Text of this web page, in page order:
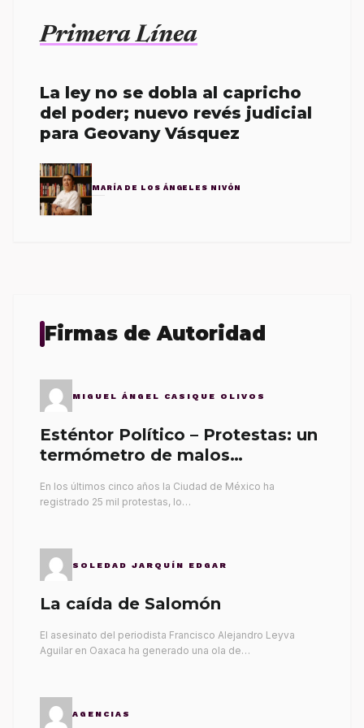
Primera Línea
La ley no se dobla al capricho
del poder; nuevo revés judicial
para Geovany Vásquez
MARÍA DE LOS ÁNGELES NIVÓN
Firmas de Autoridad
MIGUEL ÁNGEL CASIQUE OLIVOS
Esténtor Político – Protestas: un
termómetro de malos
En los últimos cinco años la Ciudad de México ha
registrado 25 mil protestas, lo…
SOLEDAD JARQUÍN EDGAR
La caída de Salomón
El asesinato del periodista Francisco Alejandro Leyva
Aguilar en Oaxaca ha generado una ola de…
AGENCIAS